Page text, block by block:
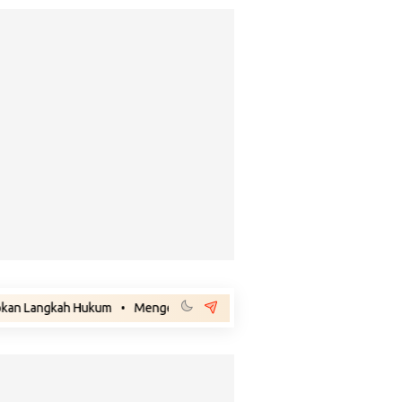
Hukum • Mengenal Benjamin Thomas Sigar, Kakek Buyut Prabowo